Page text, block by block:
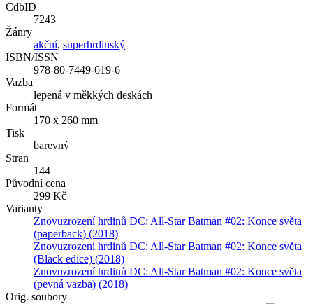
CdbID
7243
Žánry
akční, superhrdinský
ISBN/ISSN
978-80-7449-619-6
Vazba
lepená v měkkých deskách
Formát
170 x 260 mm
Tisk
barevný
Stran
144
Původní cena
299 Kč
Varianty
Znovuzrození hrdinů DC: All-Star Batman #02: Konce světa
(paperback) (2018)
Znovuzrození hrdinů DC: All-Star Batman #02: Konce světa
(Black edice) (2018)
Znovuzrození hrdinů DC: All-Star Batman #02: Konce světa
(pevná vazba) (2018)
Orig. soubory